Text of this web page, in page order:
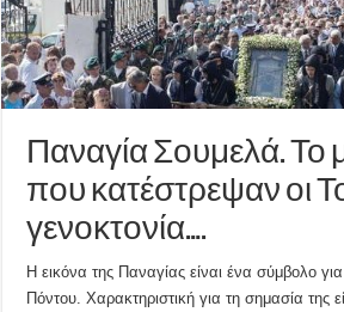
Παναγία Σουμελά. Το
που κατέστρεψαν οι
γενοκτονία….
Η εικόνα της Παναγίας είναι ένα σύμβολο
Πόντου. Χαρακτηριστική για τη σημασία της